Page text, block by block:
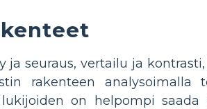
seuraus, vertailu ja
rakenteen analysoimalla
on helpompi saada